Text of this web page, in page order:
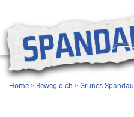
Home > Beweg dich > Grünes Spandau